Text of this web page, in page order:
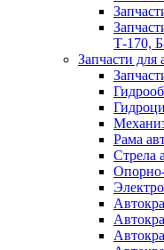
Т-170,
Запчасти для
Рама
Стрела
Опорно-